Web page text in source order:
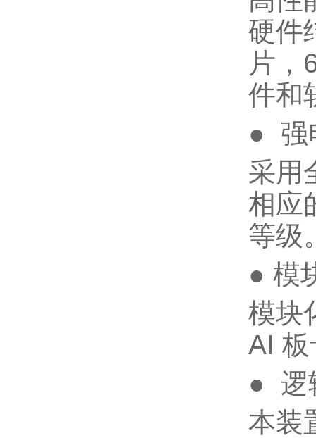
硬件
片，
件和
● 强
采用
相应
等级
● 模
模块
AI
● 逻
本装